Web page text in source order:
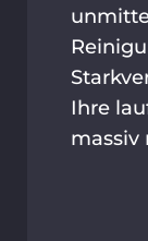
Ihre
massiv